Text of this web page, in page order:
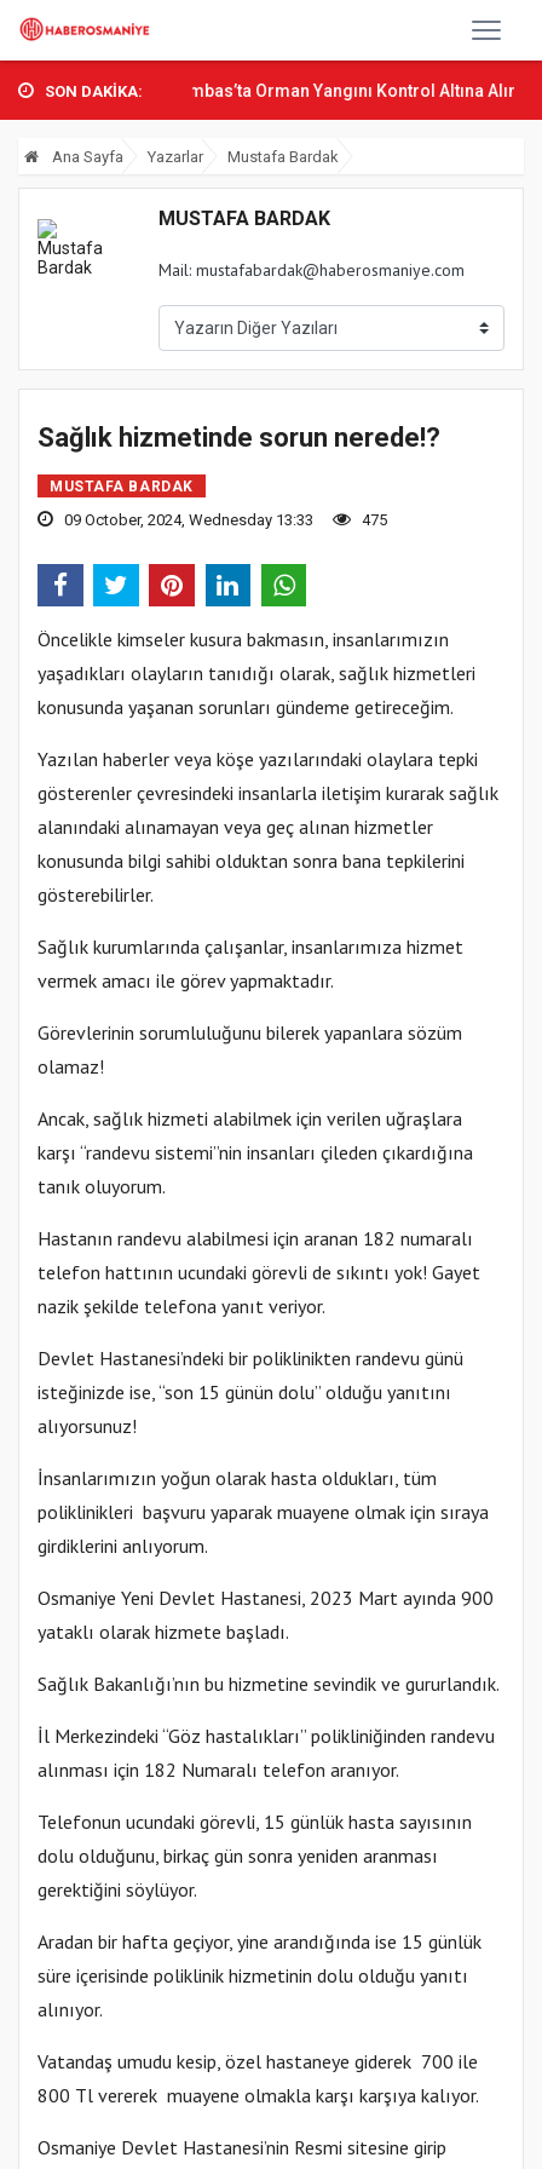
SON DAKİKA:
Bak Osmani... Sumbas’ta Orman Yangını Kontrol Altına Alındı
Ana Sayfa Yazarlar Mustafa Bardak
MUSTAFA BARDAK
Mail: mustafabardak@haberosmaniye.com
Sağlık hizmetinde sorun nerede!?
MUSTAFA BARDAK
09 October, 2024, Wednesday 13:33 475
Öncelikle kimseler kusura bakmasın, insanlarımızın
yaşadıkları olayların tanıdığı olarak, sağlık hizmetleri
konusunda yaşanan sorunları gündeme getireceğim.
Yazılan haberler veya köşe yazılarındaki olaylara tepki
gösterenler çevresindeki insanlarla iletişim kurarak sağlık
alanındaki alınamayan veya geç alınan hizmetler
konusunda bilgi sahibi olduktan sonra bana tepkilerini
gösterebilirler.
Sağlık kurumlarında çalışanlar, insanlarımıza hizmet
vermek amacı ile görev yapmaktadır.
Görevlerinin sorumluluğunu bilerek yapanlara sözüm
olamaz!
Ancak, sağlık hizmeti alabilmek için verilen uğraşlara
karşı “randevu sistemi”nin insanları çileden çıkardığına
tanık oluyorum.
Hastanın randevu alabilmesi için aranan 182 numaralı
telefon hattının ucundaki görevli de sıkıntı yok! Gayet
nazik şekilde telefona yanıt veriyor.
Devlet Hastanesi’ndeki bir poliklinikten randevu günü
isteğinizde ise, “son 15 günün dolu” olduğu yanıtını
alıyorsunuz!
İnsanlarımızın yoğun olarak hasta oldukları, tüm
poliklinikleri başvuru yaparak muayene olmak için sıraya
girdiklerini anlıyorum.
Osmaniye Yeni Devlet Hastanesi, 2023 Mart ayında 900
yataklı olarak hizmete başladı.
Sağlık Bakanlığı’nın bu hizmetine sevindik ve gururlandık.
İl Merkezindeki “Göz hastalıkları” polikliniğinden randevu
alınması için 182 Numaralı telefon aranıyor.
Telefonun ucundaki görevli, 15 günlük hasta sayısının
dolu olduğunu, birkaç gün sonra yeniden aranması
gerektiğini söylüyor.
Aradan bir hafta geçiyor, yine arandığında ise 15 günlük
süre içerisinde poliklinik hizmetinin dolu olduğu yanıtı
alınıyor.
Vatandaş umudu kesip, özel hastaneye giderek 700 ile
800 Tl vererek muayene olmakla karşı karşıya kalıyor.
Osmaniye Devlet Hastanesi’nin Resmi sitesine girip